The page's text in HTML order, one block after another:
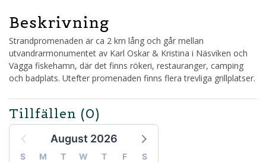
Beskrivning
Strandpromenaden är ca 2 km lång och går mellan
utvandrarmonumentet av Karl Oskar & Kristina i Näsviken och
Vägga fiskehamn, där det finns rökeri, restauranger, camping
och badplats. Utefter promenaden finns flera trevliga grillplatser.
Tillfällen (0)
August 2026
S M T W T F
S